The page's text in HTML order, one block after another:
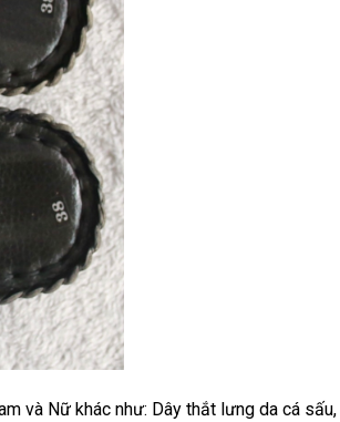
và Nữ khác như: Dây thắt lưng da cá